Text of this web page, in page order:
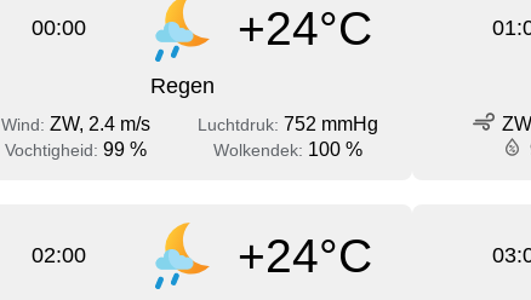
00:00 +24°C
Regen
Wind: ZW, 2.4 m/s Luchtdruk: 752 mmHg
Vochtigheid: 99 % Wolkendek: 100 %
02:00 +24°C